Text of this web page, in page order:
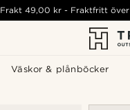
Väskor & plånböcker
Frakt49,00 kr - Fraktfritt över